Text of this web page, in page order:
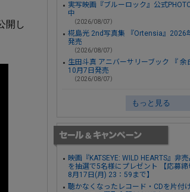
開し
実写映画『ブルーロック』公式
中
（2026/08/07）
椛島光 2nd写真集 『Ortensia』2026
発売
（2026/08/07）
生田斗真 アニバーサリーブック 『 余
10月7日発売
（2026/08/07）
もっと見る
映画『KATSEYE: WILD HEARTS』非
を抽選で5名様にプレゼント 【応募
8月17日(月) 23：59まで】
聴かなくなったレコード・CDを片付